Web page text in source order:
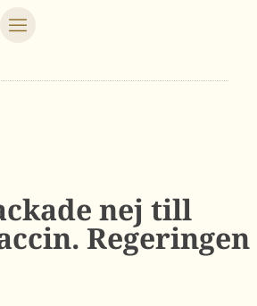
nej till
Regeringen